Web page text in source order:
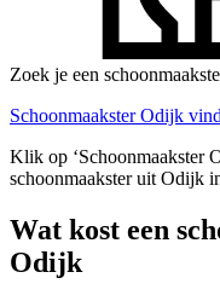
Zoek je een
Schoonmaakster Odijk
Klik op ‘Schoonmaakster
schoonmaakster uit Odijk
Wat kost een
Odijk